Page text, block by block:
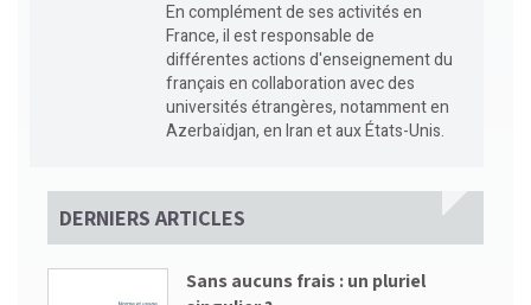
En complément de ses activités en
France, il est responsable de
différentes actions d'enseignement du
français en collaboration avec des
universités étrangères, notamment en
Azerbaïdjan, en Iran et aux États-Unis.
DERNIERS ARTICLES
Sans aucuns frais : un pluriel